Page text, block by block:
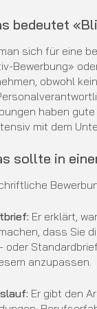
bedeutet
sich für eine
Bewerbung»
obwohl
haben
mit dem
sollte in
Er erklärt,
dass Sie
oder
anzupassen.
Er gibt den